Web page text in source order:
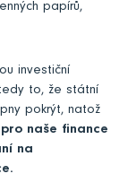
papírů,
investiční
to, že státní
pokrýt, natož
naše finance
na